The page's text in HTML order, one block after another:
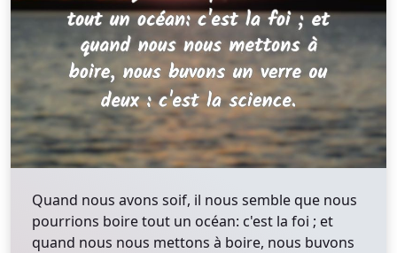
Quand nous avons soif, il nous semble que nous
pourrions boire tout un océan: c'est la foi ; et
quand nous nous mettons à boire, nous buvons